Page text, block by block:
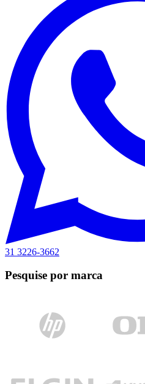
31 3226-3662
Pesquise por marca